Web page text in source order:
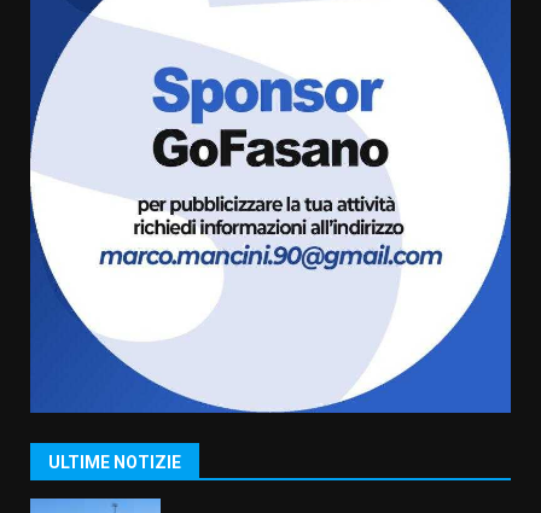
ULTIME NOTIZIE
6 Agosto 2026 08:00
Cura dei beni comuni e
cittadinanza attiva: online
l’avviso per la gestione
condivisa della Villetta di
Laureto
La magia del Minareto e la prima
assoluta de “L’Albergo
Belvedere. Il rapimento”
6 Agosto 2026 06:15
1
“I Contestatori: Musica di
Rivoluzione”: nuovo
appuntamento con “Fasano in